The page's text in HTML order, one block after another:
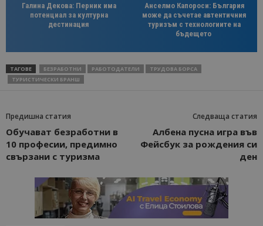
Галина Декова: Перник има
потенциал за културна
дестинация
Анселмо Капороси: България
може да съчетае автентичния
туризъм с технологиите на
бъдещето
ТАГОВЕ БЕЗРАБОТНИ РАБОТОДАТЕЛИ
ТРУДОВА БОРСА
ТУРИСТИЧЕСКИ БРАНШ
Предишна статия
Обучават безработни в
10 професии, предимно
свързани с туризма
Следваща статия
Албена пусна игра във
Фейсбук за рождения си
ден